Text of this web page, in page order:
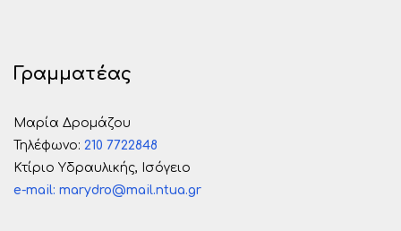
Γραμματέας
Μαρία Δρομάζου
Τηλέφωνo: 210 7722848
Κτίριο Υδραυλικής, Ισόγειο
e-mail: marydro@mail.ntua.gr